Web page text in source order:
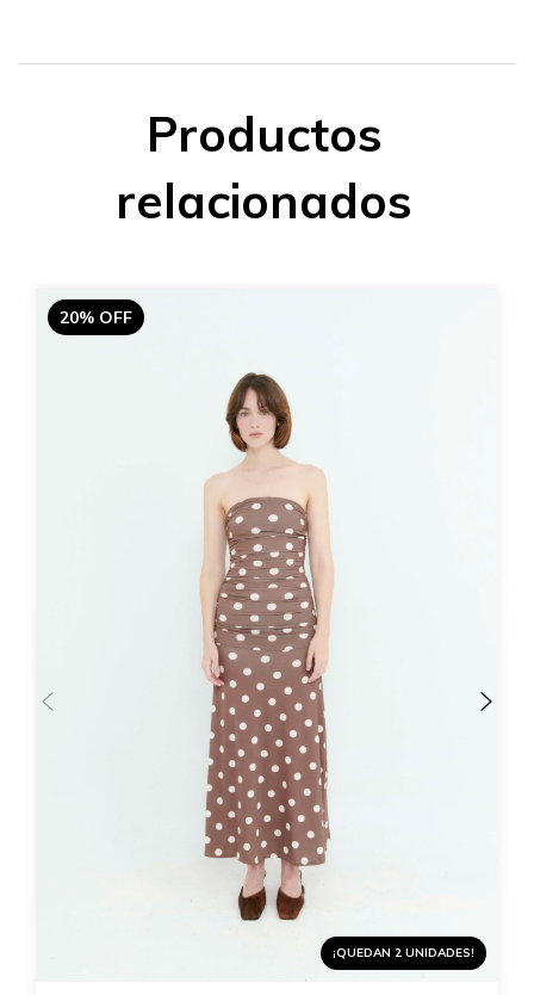
Productos
relacionados
20% OFF
¡QUEDAN 2 UNIDADES!